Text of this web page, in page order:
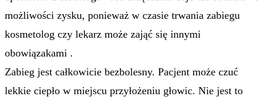
możliwości zysku, ponieważ w czasie trwania zabiegu
kosmetolog czy lekarz może zająć się innymi
obowiązakami .
Zabieg jest całkowicie bezbolesny. Pacjent może czuć
lekkie ciepło w miejscu przyłożeniu głowic. Nie jest to